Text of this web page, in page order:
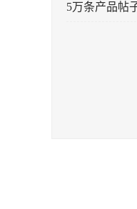
5万条产品帖